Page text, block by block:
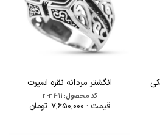
انگشتر مردانه نقره اسپرت
کد محصول:ri-n411
قیمت : 7,650,000 تومان